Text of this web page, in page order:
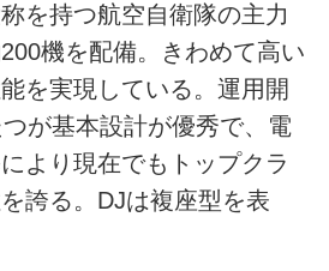
を持つ航空自衛隊の主力
機を配備。きわめて高い
を実現している。運用開
が基本設計が優秀で、電
より現在でもトップクラ
誇る。DJは複座型を表